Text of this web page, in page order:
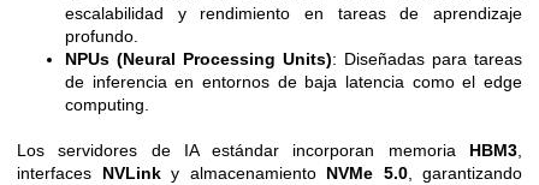
escalabilidad y rendimiento en tareas de aprendizaje
profundo.
NPUs (Neural Processing Units): Diseñadas para tareas
de inferencia en entornos de baja latencia como el edge
computing.
Los servidores de IA estándar incorporan memoria HBM3,
interfaces NVLinky almacenamiento NVMe 5.0, garantizando